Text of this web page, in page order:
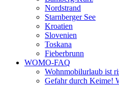
Nordstrand
Starnberger See
Kroatien
Slovenien
Toskana
Fieberbrunn
WOMO-FAQ
Wohnmobilurlaub ist
Gefahr durch Keime!